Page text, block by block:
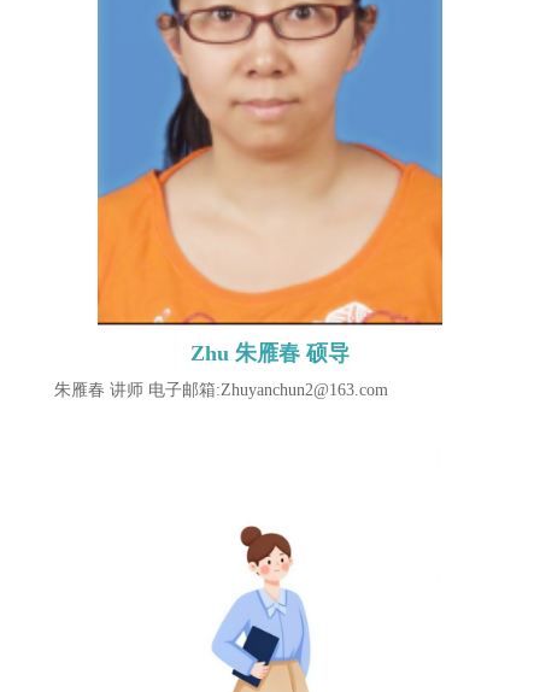
Zhu 朱雁春 硕导
朱雁春 讲师 电子邮箱:Zhuyanchun2@163.com